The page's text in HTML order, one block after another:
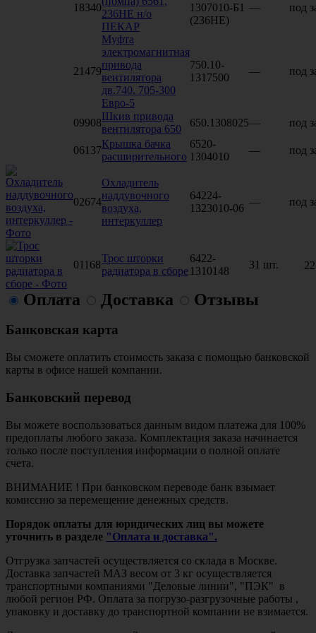
18340
236НЕ н/о
ПЕКАР
1307010-Б1
(236НЕ)
— под
21479
Муфта
электромагнитная
привода
вентилятора
дв.740. 705-300
Евро-5
750.10-
1317500
— под
09908
Шкив привода
вентилятора 650
650.1308025— под
06137
Крышка бачка
расширительного
6520-
1304010
— под
02674
Охладитель
наддувочного
воздуха,
интеркуллер
64224-
1323010-06
— под
01168
Трос шторки
радиатора в сборе
6422-
1310148
31 шт.
Оплата Доставка Отзывы
Банковская карта
Вы сможете оплатить стоимость заказа с помощью банковской
карты в офисе нашей компании.
Банковский перевод
Вы можете воспользоваться данным видом платежа для 100%
предоплаты любого заказа. Комплектация заказа начинается
только после поступления информации о полной оплате
счета.
ВНИМАНИЕ ! При банковском переводе банк взымает
комиссию за перемещение денежных средств.
Порядок оплаты для юридических лиц вы можете
уточнить в разделе "Оплата и доставка".
Отгрузка запчастей осуществляется со склада в Москве.
Доставка запчастей МАЗ весом от 3 кг осуществляется
транспортными компаниями "Деловые линии", "ПЭК" в
любой регион РФ. Оплата за погрузо-разгрузочные работы ,
упаковку и доставку до транспортной компании не взимается.